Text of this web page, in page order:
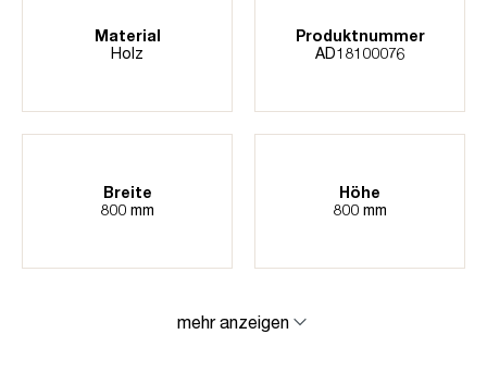
Material
Holz
Produktnummer
AD18100076
Breite
800 mm
Höhe
800 mm
mehr anzeigen